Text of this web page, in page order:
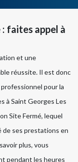
faites appel à
et une
réussite. Il est donc
pour la
à Saint Georges Les
Site Fermé, lequel
de ses prestations en
plus, vous
pendant les heures